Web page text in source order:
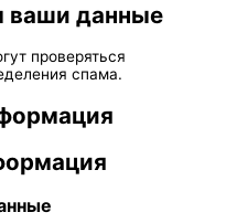
ваши данные
проверяться
спама.